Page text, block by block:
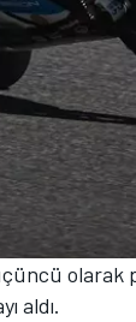
olarak
aldı.